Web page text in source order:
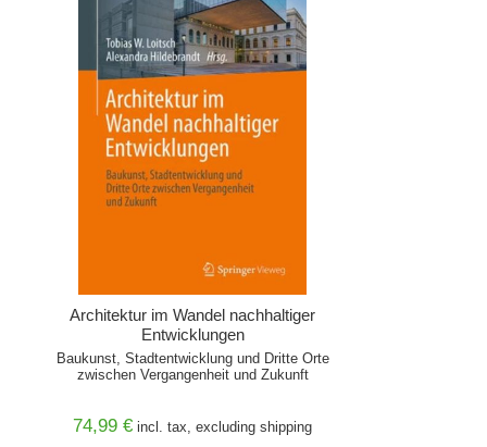
Architektur im Wandel nachhaltiger
Entwicklungen
Baukunst, Stadtentwicklung und Dritte Orte
zwischen Vergangenheit und Zukunft
74,99 € incl. tax, excludingshipping